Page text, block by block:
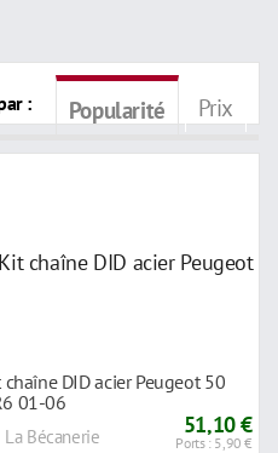
: Popularité Prix
chaîne DID acier Peugeot 50
01-06
La Bécanerie 51,10 €
Ports : 5,90 €